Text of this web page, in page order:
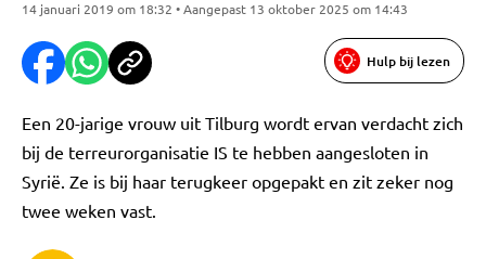
14 januari 2019 om 18:32 • Aangepast 13 oktober 2025 om 14:43
Hulp bij lezen
Een 20-jarige vrouw uit Tilburg wordt ervan verdacht zich
bij de terreurorganisatie IS te hebben aangesloten in
Syrië. Ze is bij haar terugkeer opgepakt en zit zeker nog
twee weken vast.